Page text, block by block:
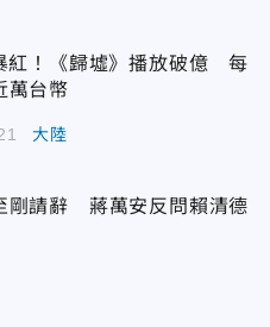
紅！《歸墟》播放破億 每
萬台幣
大陸
剛請辭 蔣萬安反問賴清德